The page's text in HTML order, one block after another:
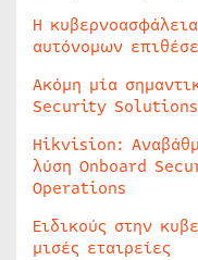
Η
αυτόνομων
Ακόμη μία
Security Solutions
Hikvision:
λύση Onboard
Operations
Ειδικούς στην
μισές εταιρείες